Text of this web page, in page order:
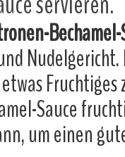
Sauce
um einen